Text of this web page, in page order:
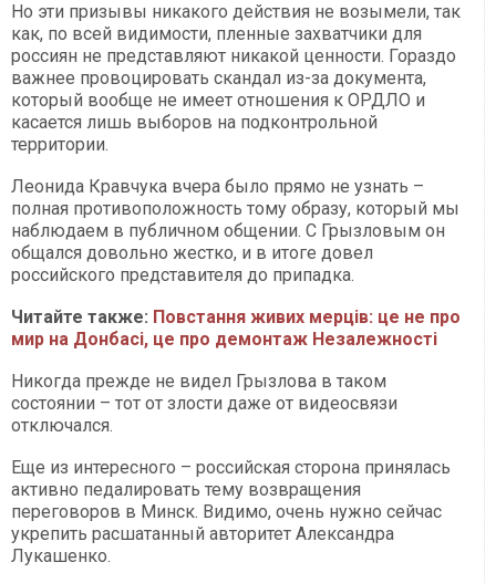
Но эти призывы никакого действия не возымели, так
как, по всей видимости, пленные захватчики для
россиян не представляют никакой ценности. Гораздо
важнее провоцировать скандал из-за документа,
который вообще не имеет отношения к ОРДЛО и
касается лишь выборов на подконтрольной
территории.
Леонида Кравчука вчера было прямо не узнать –
полная противоположность тому образу, который мы
наблюдаем в публичном общении. С Грызловым он
общался довольно жестко, и в итоге довел
российского представителя до припадка.
Читайте также: Повстання живих мерців: це не про
мир на Донбасі, це про демонтаж Незалежності
Никогда прежде не видел Грызлова в таком
состоянии – тот от злости даже от видеосвязи
отключался.
Еще из интересного – российская сторона принялась
активно педалировать тему возвращения
переговоров в Минск. Видимо, очень нужно сейчас
укрепить расшатанный авторитет Александра
Лукашенко.